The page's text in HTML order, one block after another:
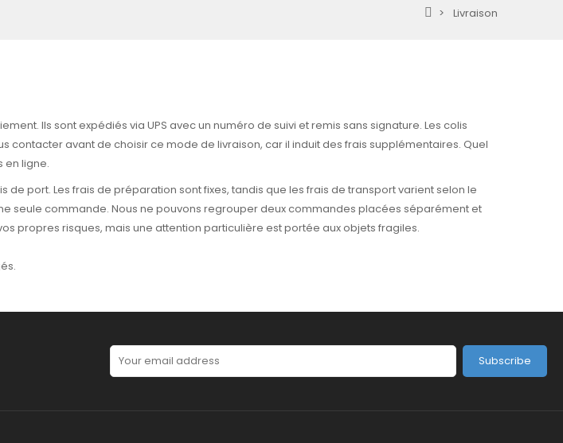
Livraison
Ils sont expédiés via UPS avec un numéro de suivi et remis sans signature. Les colis
contacter avant de choisir ce mode de livraison, car il induit des frais supplémentaires. Quel
en ligne.
port. Les frais de préparation sont fixes, tandis que les frais de transport varient selon le
seule commande. Nous ne pouvons regrouper deux commandes placées séparément et
propres risques, mais une attention particulière est portée aux objets fragiles.
Subscribe